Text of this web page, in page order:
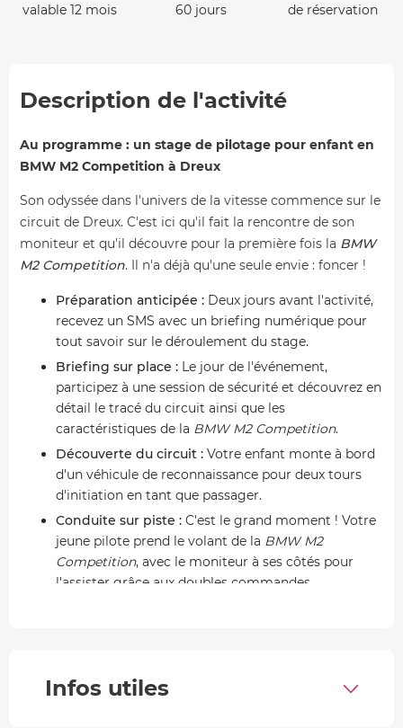
valable 12 mois
60 jours
de réservation
Description de l'activité
Au programme : un stage de pilotage pour enfant en
BMW M2 Competition à Dreux
Son odyssée dans l'univers de la vitesse commence sur le
circuit de Dreux. C'est ici qu'il fait la rencontre de son
moniteur et qu'il découvre pour la première fois la BMW
M2 Competition. Il n'a déjà qu'une seule envie : foncer !
Préparation anticipée : Deux jours avant l'activité,
recevez un SMS avec un briefing numérique pour
tout savoir sur le déroulement du stage.
Briefing sur place : Le jour de l'événement,
participez à une session de sécurité et découvrez en
détail le tracé du circuit ainsi que les
caractéristiques de la BMW M2 Competition.
Découverte du circuit : Votre enfant monte à bord
d'un véhicule de reconnaissance pour deux tours
d'initiation en tant que passager.
Conduite sur piste : C'est le grand moment ! Votre
jeune pilote prend le volant de la BMW M2
Competition, avec le moniteur à ses côtés pour
l'assister grâce aux doubles commandes.
Infos utiles